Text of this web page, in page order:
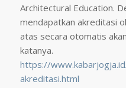
Architectural Education.
mendapatkan akreditasi
atas secara otomatis
katanya.
https://
akreditasi.html